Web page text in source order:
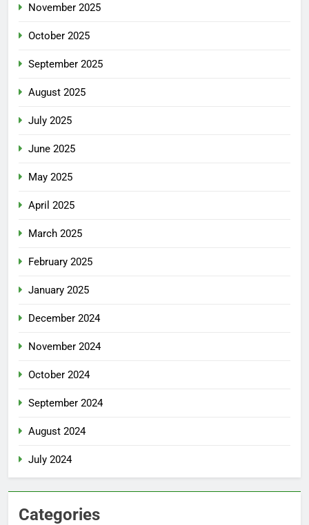
November 2025
October 2025
September 2025
August 2025
July 2025
June 2025
May 2025
April 2025
March 2025
February 2025
January 2025
December 2024
November 2024
October 2024
September 2024
August 2024
July 2024
Categories